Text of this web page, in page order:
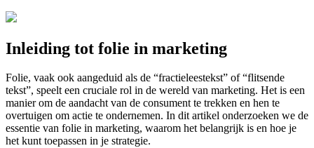
Inleiding tot folie in marketing
Folie, vaak ook aangeduid als de “fractieleestekst” of “flitsende
tekst”, speelt een cruciale rol in de wereld van marketing. Het is een
manier om de aandacht van de consument te trekken en hen te
overtuigen om actie te ondernemen. In dit artikel onderzoeken we de
essentie van folie in marketing, waarom het belangrijk is en hoe je
het kunt toepassen in je strategie.